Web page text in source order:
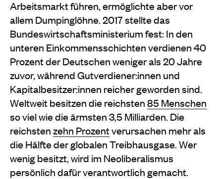
Arbeitsmarkt führen, ermöglichte aber vor
allem Dumpinglöhne. 2017 stellte das
Bundeswirtschaftsministerium fest: In den
unteren Einkommensschichten verdienen 40
Prozent der Deutschen weniger als 20 Jahre
zuvor, während Gutverdiener:innen und
Kapitalbesitzer:innen reicher geworden sind.
Weltweit besitzen die reichsten85 Menschen
so viel wie die ärmsten 3,5 Milliarden. Die
reichstenzehn Prozentverursachen mehr als
die Hälfte der globalen Treibhausgase. Wer
wenig besitzt, wird im Neoliberalismus
persönlich dafür verantwortlich gemacht.